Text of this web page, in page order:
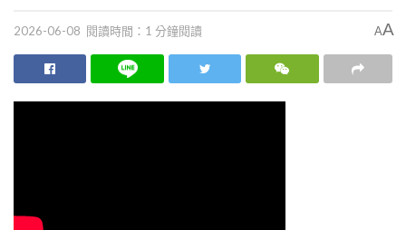
2026-06-08 閱讀時間：1 分鐘閱讀 AA